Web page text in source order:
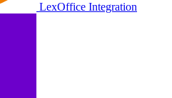
LexOffice Integration